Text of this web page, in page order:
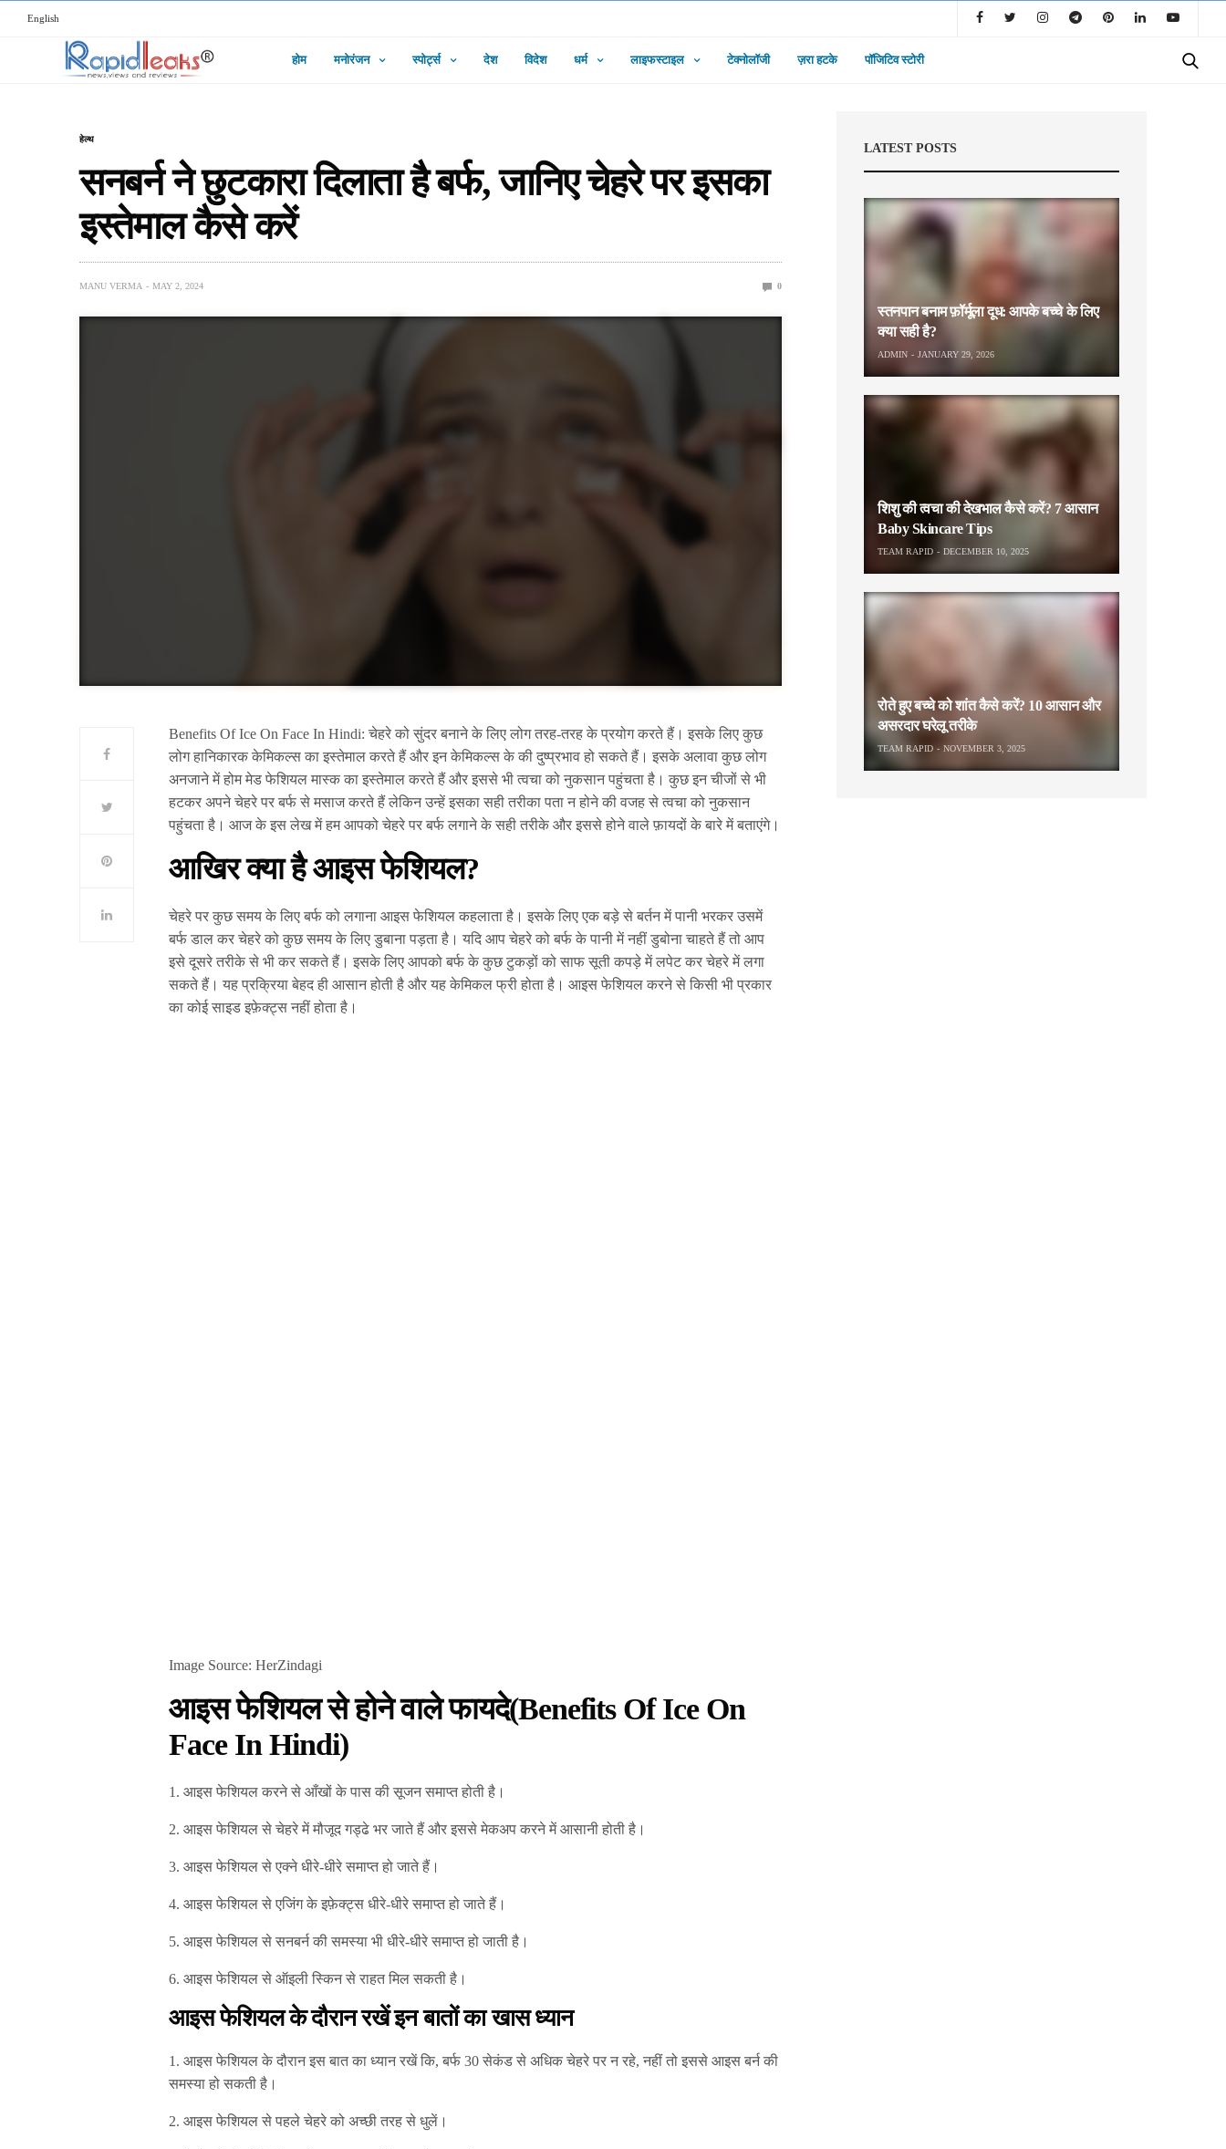
English
होम मनोरंजन स्पोर्ट्स देश विदेश धर्म लाइफस्टाइल टेक्नोलॉजी ज़रा हटके पॉजिटिव स्टोरी
हेल्थ
सनबर्न ने छुटकारा दिलाता है बर्फ, जानिए चेहरे पर इसका
इस्तेमाल कैसे करें
MANU VERMA MAY 2, 2024 0
Benefits Of Ice On Face In Hindi: चेहरे को सुंदर बनाने के लिए लोग तरह-तरह के प्रयोग करते हैं। इसके लिए कुछ
लोग हानिकारक केमिकल्स का इस्तेमाल करते हैं और इन केमिकल्स के की दुष्प्रभाव हो सकते हैं। इसके अलावा कुछ लोग
अनजाने में होम मेड फेशियल मास्क का इस्तेमाल करते हैं और इससे भी त्वचा को नुकसान पहुंचता है। कुछ इन चीजों से भी
हटकर अपने चेहरे पर बर्फ से मसाज करते हैं लेकिन उन्हें इसका सही तरीका पता न होने की वजह से त्वचा को नुकसान
पहुंचता है। आज के इस लेख में हम आपको चेहरे पर बर्फ लगाने के सही तरीके और इससे होने वाले फ़ायदों के बारे में बताएंगे।
आखिर क्या है आइस फेशियल?
चेहरे पर कुछ समय के लिए बर्फ को लगाना आइस फेशियल कहलाता है। इसके लिए एक बड़े से बर्तन में पानी भरकर उसमें
बर्फ डाल कर चेहरे को कुछ समय के लिए डुबाना पड़ता है। यदि आप चेहरे को बर्फ के पानी में नहीं डुबोना चाहते हैं तो आप
इसे दूसरे तरीके से भी कर सकते हैं। इसके लिए आपको बर्फ के कुछ टुकड़ों को साफ सूती कपड़े में लपेट कर चेहरे में लगा
सकते हैं। यह प्रक्रिया बेहद ही आसान होती है और यह केमिकल फ्री होता है। आइस फेशियल करने से किसी भी प्रकार
का कोई साइड इफ़ेक्ट्स नहीं होता है।
Image Source: HerZindagi
आइस फेशियल से होने वाले फायदे(Benefits Of Ice On
Face In Hindi)
1. आइस फेशियल करने से आँखों के पास की सूजन समाप्त होती है।
2. आइस फेशियल से चेहरे में मौजूद गड्ढे भर जाते हैं और इससे मेकअप करने में आसानी होती है।
3. आइस फेशियल से एक्ने धीरे-धीरे समाप्त हो जाते हैं।
4. आइस फेशियल से एजिंग के इफ़ेक्ट्स धीरे-धीरे समाप्त हो जाते हैं।
5. आइस फेशियल से सनबर्न की समस्या भी धीरे-धीरे समाप्त हो जाती है।
6. आइस फेशियल से ऑइली स्किन से राहत मिल सकती है।
आइस फेशियल के दौरान रखें इन बातों का खास ध्यान
1. आइस फेशियल के दौरान इस बात का ध्यान रखें कि, बर्फ 30 सेकंड से अधिक चेहरे पर न रहे, नहीं तो इससे आइस बर्न की
समस्या हो सकती है।
2. आइस फेशियल से पहले चेहरे को अच्छी तरह से धुलें।
LATEST POSTS
स्तनपान बनाम फ़ॉर्मूला दूध: आपके बच्चे के लिए
क्या सही है?
ADMIN JANUARY 29, 2026
शिशु की त्वचा की देखभाल कैसे करें? 7 आसान
Baby Skincare Tips
TEAM RAPID DECEMBER 10, 2025
रोते हुए बच्चे को शांत कैसे करें? 10 आसान और
असरदार घरेलू तरीके
TEAM RAPID NOVEMBER 3, 2025